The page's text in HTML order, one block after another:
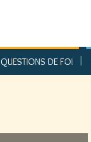
QUESTIONS DE FOI